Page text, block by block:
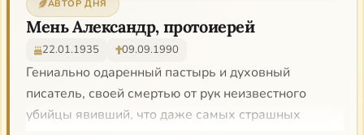
АВТОР ДНЯ
Мень Александр, протоиерей
22.01.1935 09.09.1990
Гениально одаренный пастырь и духовный
писатель, своей смертью от рук неизвестного
убийцы явивший, что даже самых страшных